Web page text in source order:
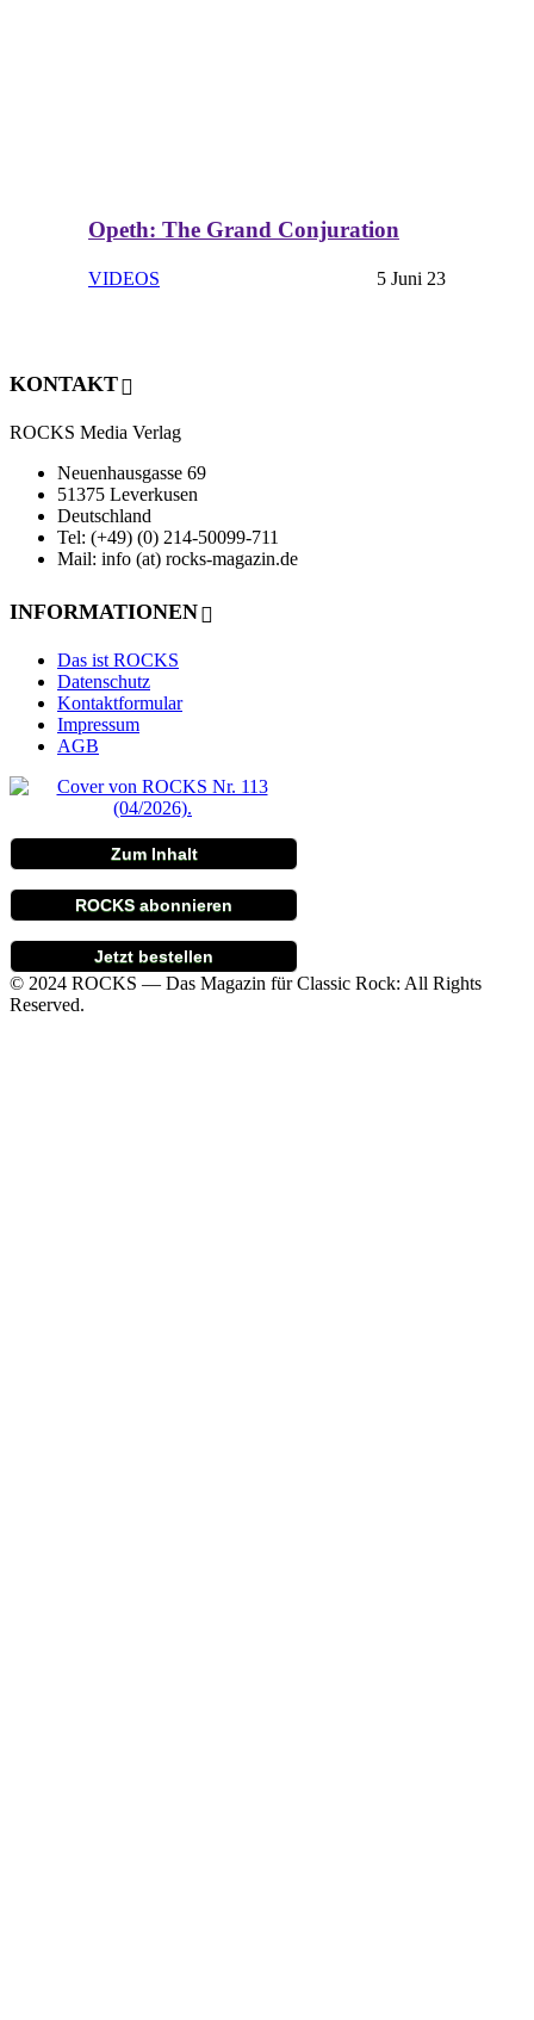
Opeth: The Grand Conjuration
VIDEOS 5 Juni 23
KONTAKT
ROCKS Media Verlag
Neuenhausgasse 69
51375 Leverkusen
Deutschland
Tel: (+49) (0) 214-50099-711
Mail: info (at) rocks-magazin.de
INFORMATIONEN
Das ist ROCKS
Datenschutz
Kontaktformular
Impressum
AGB
Zum Inhalt
ROCKS abonnieren
Jetzt bestellen
© 2024 ROCKS — Das Magazin für Classic Rock: All Rights
Reserved.